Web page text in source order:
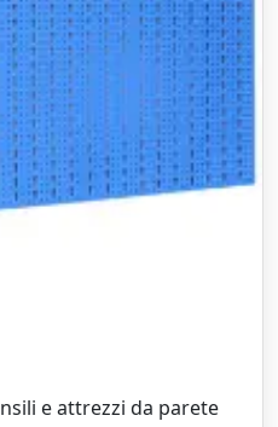
e attrezzi da parete